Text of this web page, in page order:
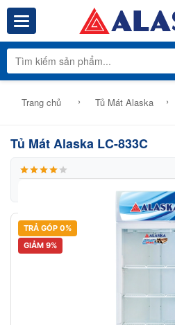
Toggle navigation
Trang chủ › Tủ Mát Alaska ›
TRẢ GÓP 0%
GIẢM 9%
Tủ Mát Alaska LC-833C